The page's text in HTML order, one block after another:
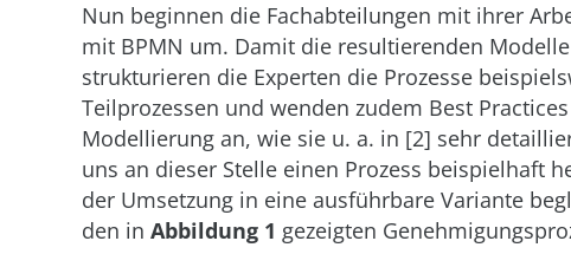
Nun beginnen die Fachabteilungen mit ihrer
mit BPMN um. Damit die resultierenden
strukturieren die Experten die Prozesse
Teilprozessen und wenden zudem Best
Modellierung an, wie sie u. a. in [2] sehr
uns an dieser Stelle einen Prozess beispielhaft
der Umsetzung in eine ausführbare Variante
den in Abbildung 1 gezeigten